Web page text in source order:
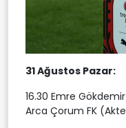
31 Ağustos Pazar:
16.30 Emre
Arca Çorum FK